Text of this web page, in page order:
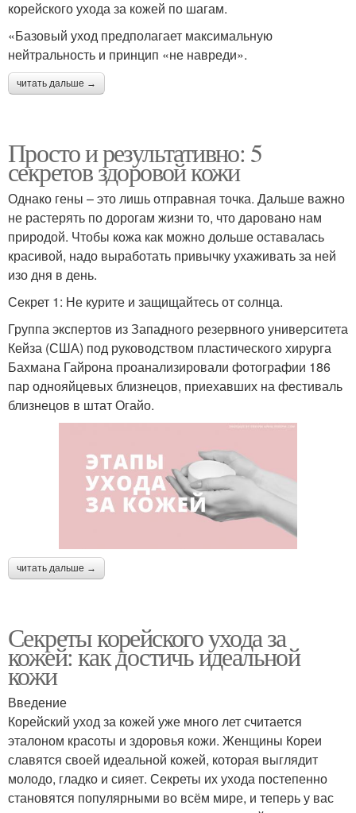
корейского ухода за кожей по шагам.
«Базовый уход предполагает максимальную
нейтральность и принцип «не навреди».
читать дальше →
Просто и результативно: 5
секретов здоровой кожи
Однако гены – это лишь отправная точка. Дальше важно
не растерять по дорогам жизни то, что даровано нам
природой. Чтобы кожа как можно дольше оставалась
красивой, надо выработать привычку ухаживать за ней
изо дня в день.
Секрет 1: Не курите и защищайтесь от солнца.
Группа экспертов из Западного резервного университета
Кейза (США) под руководством пластического хирурга
Бахмана Гайрона проанализировали фотографии 186
пар однояйцевых близнецов, приехавших на фестиваль
близнецов в штат Огайо.
читать дальше →
Секреты корейского ухода за
кожей: как достичь идеальной
кожи
Введение
Корейский уход за кожей уже много лет считается
эталоном красоты и здоровья кожи. Женщины Кореи
славятся своей идеальной кожей, которая выглядит
молодо, гладко и сияет. Секреты их ухода постепенно
становятся популярными во всём мире, и теперь у вас